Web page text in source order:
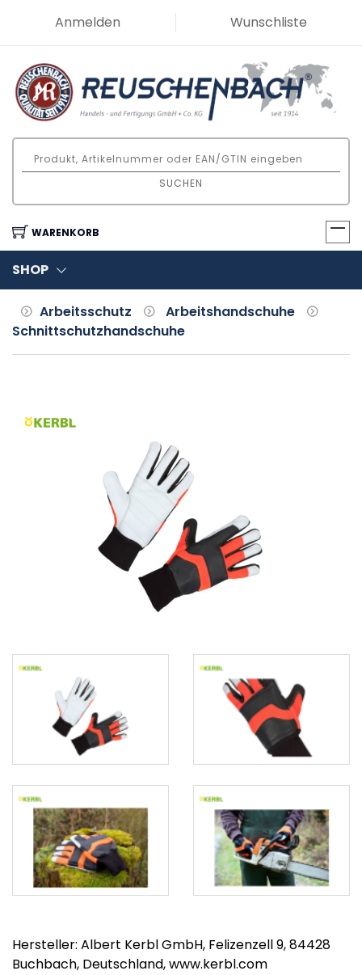
Anmelden Wunschliste
SUCHEN
WARENKORB
SHOP
Arbeitsschutz
Arbeitshandschuhe
Schnittschutzhandschuhe
Hersteller: Albert Kerbl GmbH, Felizenzell 9, 84428
Buchbach, Deutschland, www.kerbl.com